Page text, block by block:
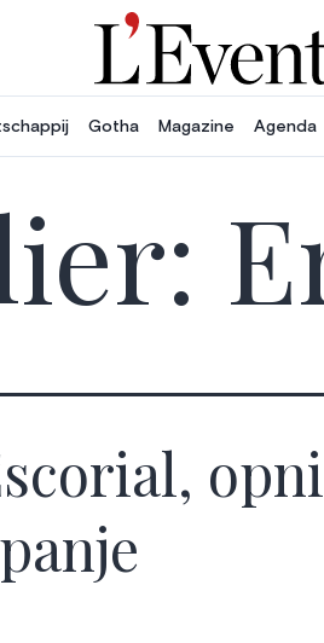
Gotha Magazine Agenda